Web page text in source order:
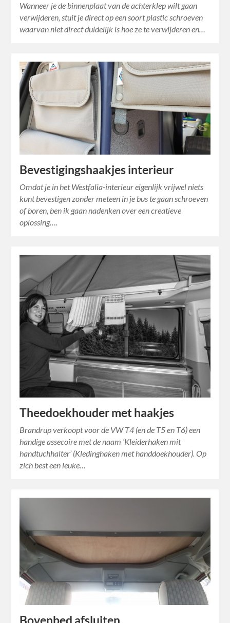
Wanneer je de binnenplaat van de achterklep wilt gaan
verwijderen, stuit je direct op een soort plastic schroeven
waarvan niet direct duidelijk is hoe ze te verwijderen en…
Bevestigingshaakjes interieur
Omdat je in het Westfalia-interieur eigenlijk vrijwel niets
kunt bevestigen zonder meteen in je bus te gaan schroeven
of boren, ben ik gaan nadenken over een creatieve
oplossing….
Theedoekhouder met haakjes
Brandrup verkoopt voor de VW T4 (en de T5 en T6) een
handige assecoire met de naam ‘Kleiderhaken mit
handtuchhalter’ (Kledinghaken met handdoekhouder). Op
zich best een leuke…